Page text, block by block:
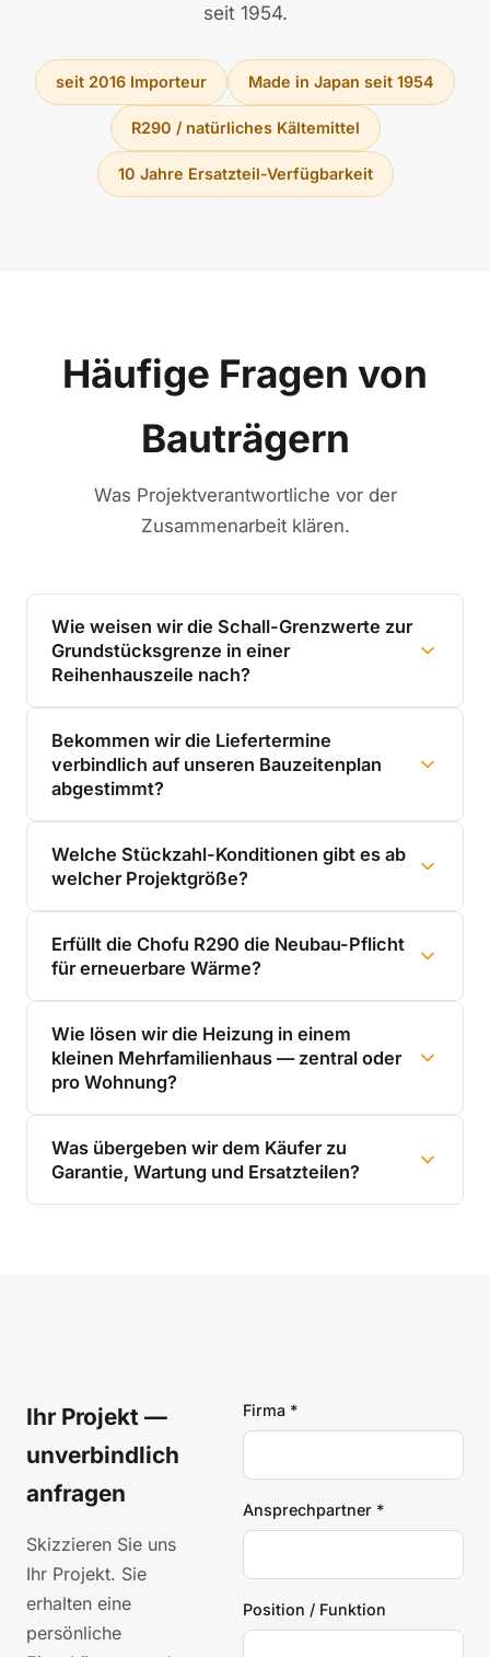
seit 1954.
seit 2016 Importeur Made in Japan seit 1954
R290 / natürliches Kältemittel
10 Jahre Ersatzteil-Verfügbarkeit
Häufige Fragen von
Bauträgern
Was Projektverantwortliche vor der
Zusammenarbeit klären.
Wie weisen wir die Schall-Grenzwerte zur
Grundstücksgrenze in einer
Reihenhauszeile nach?
Bekommen wir die Liefertermine
verbindlich auf unseren Bauzeitenplan
abgestimmt?
Welche Stückzahl-Konditionen gibt es ab
welcher Projektgröße?
Erfüllt die Chofu R290 die Neubau-Pflicht
für erneuerbare Wärme?
Wie lösen wir die Heizung in einem
kleinen Mehrfamilienhaus — zentral oder
pro Wohnung?
Was übergeben wir dem Käufer zu
Garantie, Wartung und Ersatzteilen?
Ihr Projekt —
unverbindlich
anfragen
Skizzieren Sie uns
Ihr Projekt. Sie
erhalten eine
persönliche
Firma *
Ansprechpartner *
Position / Funktion